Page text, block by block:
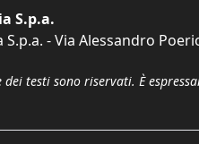
S.p.a.
- Via Alessandro
testi sono riservati. È